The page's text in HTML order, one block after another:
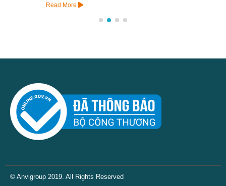
© Anvigroup 2019. All Rights Reserved